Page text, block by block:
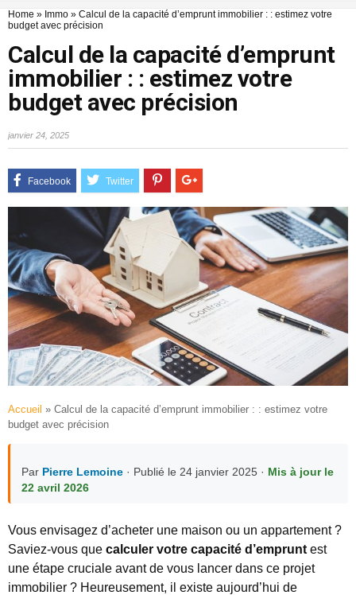
Home » Immo » Calcul de la capacité d’emprunt immobilier : : estimez votre
budget avec précision
Calcul de la capacité d’emprunt
immobilier : : estimez votre
budget avec précision
janvier 24, 2025
Accueil » Calcul de la capacité d’emprunt immobilier : : estimez votre
budget avec précision
Par Pierre Lemoine · Publié le 24 janvier 2025 · Mis à jour le
22 avril 2026
Vous envisagez d’acheter une maison ou un appartement ?
Saviez-vous que calculer votre capacité d’emprunt est
une étape cruciale avant de vous lancer dans ce projet
immobilier ? Heureusement, il existe aujourd’hui de